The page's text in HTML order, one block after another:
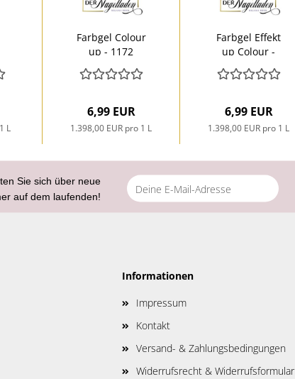
L
Farbgel Colour
up - 1172
6,99 EUR
1.398,00 EUR pro 1 L
Farbgel Effekt
up Colour -
2054
6,99 EUR
1.398,00 EUR pro 1 L
Sie sich über neue
auf dem laufenden!
Informationen
Impressum
Kontakt
Versand- & Zahlungsbedingungen
Widerrufsrecht & Widerrufsformular